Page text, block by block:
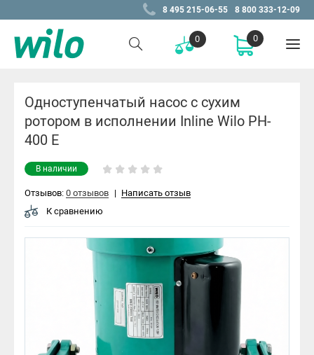
8 495 215-06-55 8 800 333-12-09
0 0
Одноступенчатый насос с сухим
ротором в исполнении Inline Wilo PH-
400 E
В наличии
Отзывов: 0 отзывов | Написать отзыв
К сравнению